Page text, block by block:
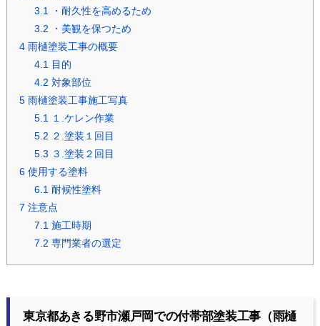
3.1・耐久性を高めるため
3.2 ・美観を保つため
4雨樋塗装工事の概要
4.1目的
4.2 対象部位
5雨樋塗装工事施工写真
5.1１.ケレン作業
5.2 ２.塗装１回目
5.3 ３.塗装２回目
6使用する塗料
6.1耐候性塗料
7 注意点
7.1施工時期
7.2 専門業者の選定
東京都あきる野市瀬戸岡での付帯部塗装工事（雨樋